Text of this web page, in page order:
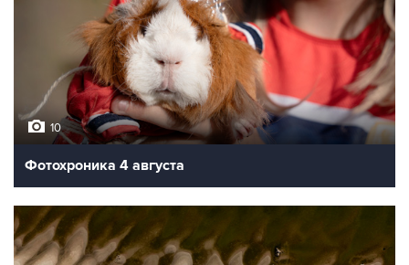
10
Фотохроника 4 августа